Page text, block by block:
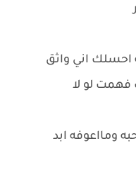
احسلك اني واثق
فهمت لو لا
ومااعوفه ابد